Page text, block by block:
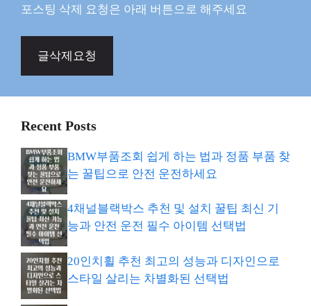
포스팅 삭제 요청은 아래 버튼으로 해주세요
글삭제요청
Recent Posts
BMW부품조회 쉽게 하는 법과 정품 부품 찾
는 꿀팁으로 안전 운전하세요
4채널블랙박스 추천 및 설치 꿀팁 최신 기
능과 안전 운전 필수 아이템 선택법
20인치휠 추천 최고의 성능과 디자인으로
스타일 살리는 차별화된 선택법